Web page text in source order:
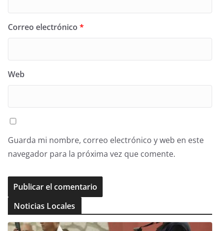
Correo electrónico *
Web
Guarda mi nombre, correo electrónico y web en este
navegador para la próxima vez que comente.
Noticias Locales